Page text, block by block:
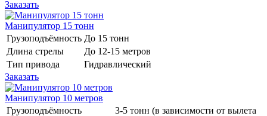
Заказать
Манипулятор 15 тонн
Грузоподъёмность До 15 тонн
Длина стрелы
До 12-15 метров
Тип привода
Гидравлический
Заказать
Манипулятор 10 метров
Грузоподъёмность
3-5 тонн (в зависимости от вылета